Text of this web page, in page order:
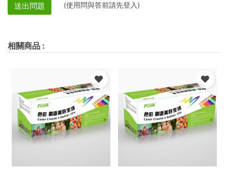
送出問題 (使用問與答前請先登入)
相關商品 :